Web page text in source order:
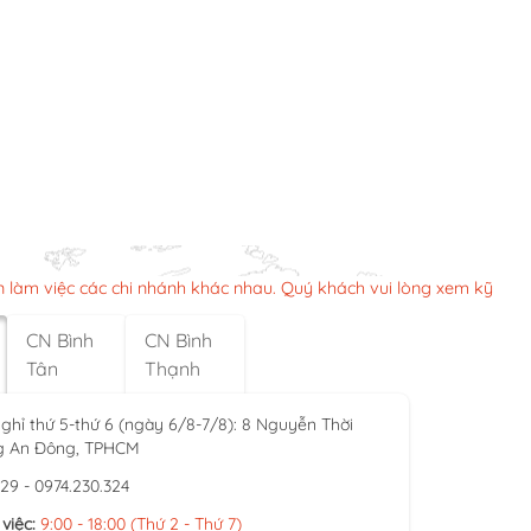
làm việc các chi nhánh khác nhau. Quý khách vui lòng xem kỹ
CN Bình
Tân
CN Bình
Thạnh
thứ 5-thứ 6 (ngày 6/8-7/8): 8 Nguyễn Thời
An Đông, TPHCM
- 0974.230.324
9:00 - 18:00 (Thứ 2 - Thứ 7)